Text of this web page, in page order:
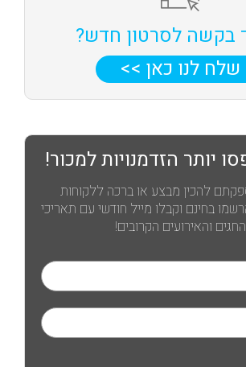
בקשה לסרטון חדש?
שלח לנו כאן >>
יותר הזדמנויות למכור!
להכין מבצע או ברכה ללקוחות
בחינם וקבלו מייל חודשי עם תאריכי
החגים והאירועים הקרובים!